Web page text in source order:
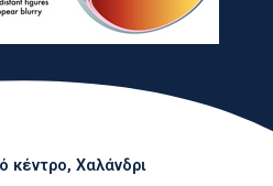
κέντρο, Χαλάνδρι